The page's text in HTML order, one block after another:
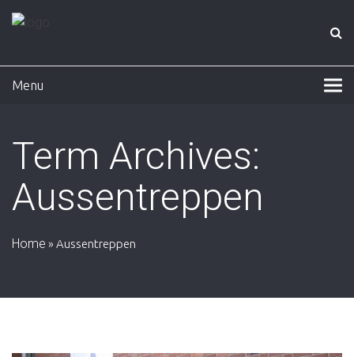
Menu
Term Archives:
Aussentreppen
Home » Aussentreppen